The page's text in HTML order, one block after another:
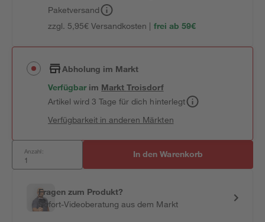
Paketversand
zzgl. 5,95€ Versandkosten | frei ab 59€
Abholung im Markt
Verfügbar im MarktTroisdorf
Artikel wird 3 Tage für dich hinterlegt
Verfügbarkeit in anderen Märkten
Anzahl: In den Warenkorb
Fragen zum Produkt?
Sofort-Videoberatung aus dem Markt